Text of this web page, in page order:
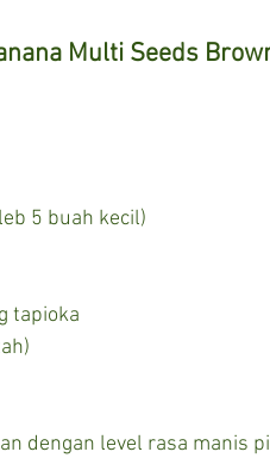
Multi Seeds
5 buah kecil)
tapioka
dengan level rasa manis